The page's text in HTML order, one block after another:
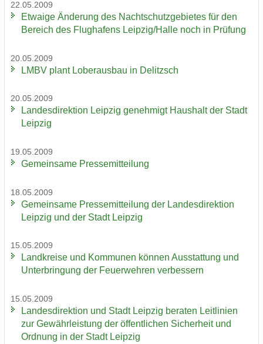
22.05.2009
Et­wa­ige Än­de­rung des Nacht­schutz­ge­bie­tes für den
Be­reich des Flug­ha­fens Leip­zig/Halle noch in Prü­fung
20.05.2009
LMBV plant Lober­aus­bau in De­litzsch
20.05.2009
Lan­des­di­rek­ti­on Leip­zig ge­neh­migt Haus­halt der Stadt
Leip­zig
19.05.2009
Ge­mein­sa­me Pres­se­mit­tei­lung
18.05.2009
Ge­mein­sa­me Pres­se­mit­tei­lung der Lan­des­di­rek­ti­on
Leip­zig und der Stadt Leip­zig
15.05.2009
Land­krei­se und Kom­mu­nen kön­nen Aus­stat­tung und
Un­ter­brin­gung der Feu­er­weh­ren ver­bes­sern
15.05.2009
Lan­des­di­rek­ti­on und Stadt Leip­zig be­ra­ten Leit­li­ni­en
zur Ge­währ­leis­tung der öf­fent­li­chen Si­cher­heit und
Ord­nung in der Stadt Leip­zig